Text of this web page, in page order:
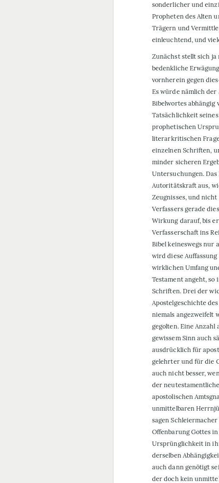
sonderlicher und
Propheten des Alten
Trägern und
einleuchtend, und
Zunächst stellt sich
bedenkliche
vornherein gegen
Es würde nämlich
Bibelwortes abhängig
Tatsächlichkeit
prophetischen
literarkritischen
einzelnen Schriften,
minder sicheren
Untersuchungen.
Autoritätskraft aus,
Zeugnisses, und nicht
Verfassers gerade
Wirkung darauf, bis
Verfasserschaft ins
Bibel keineswegs nur
wird diese
wirklichen Umfang
Testament angeht, so
Schriften. Drei der
Apostelgeschichte
niemals angezweifelt
gegolten. Eine Anzahl
gewissem Sinn auch
ausdrücklich für
gelehrter und für die
auch nicht besser,
der
apostolischen
unmittelbaren
sagen
Offenbarung Gottes
Ursprünglichkeit in
derselben
auch dann genötigt
der doch kein